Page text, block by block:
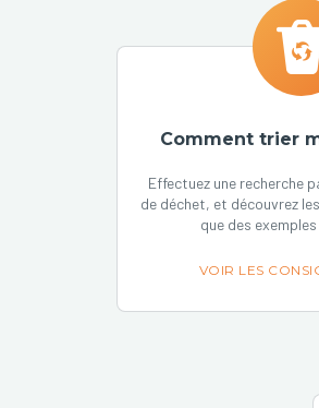
Comment trier
Effectuez une recherche
de déchet, et découvrez
que des
VOIR LES